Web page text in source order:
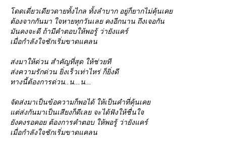
ดดเดี่ยวเดียวดายทั้งไกล ทั้งลำบาก อยู่ก็ยากไม่คุ้นเค
ต้องจากกันมา ใจหายทุกวันเลย คงอีกนาน ถึงเจอกัน
มันคงจะดี ถ้ามีคำตอบให้พอรู้ ว่ายังแคร์
เมื่อกำลังใจชักเริ่มขาดแคลน
ส่งมาให้ด่วน สำคัญที่สุด ให้ช่วยที
ส่งความรักด่วน ยิ่งเร็วเท่าไหร่ ก็ยิ่งดี
ทางนี้ต้องการด่วน..น...น...
จัดส่งมาเป็นข้อความก็พอได้ ให้เป็นคำที่คุ้นเค
ต่ส่งกันมาเป็นเสียงก็ดีเลย จะได้ฟังให้ชื่นใจ
ังคงรอคอย ต้องการคำตอบ ให้พอรู้ ว่ายังแคร์
เมื่อกำลังใจชักเริ่มขาดแคลน